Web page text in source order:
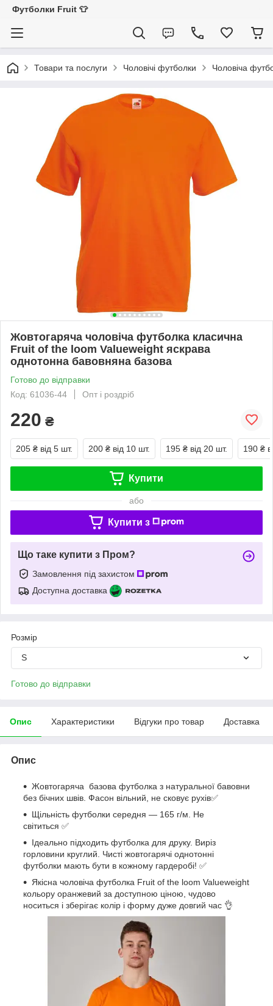
Футболки Fruit 👕
Товари та послуги Чоловічі футболки Чоловіча
Жовтогаряча чоловіча футболка класична
Fruit of the loom Valueweight яскрава
однотонна бавовняна базова
Готово до відправки
Код: 61036-44
Опт і роздріб
220 ₴
205 ₴ від 5 шт. 200 ₴ від 10 шт. 195 ₴ від 20 шт. 190 ₴
Купити
або
Купити з
Що таке купити з Пром?
Замовлення під захистом
Доступна доставка
Розмір
S
Готово до відправки
Опис Характеристики Відгуки про товар Доставка
Опис
Жовтогаряча базова футболка з натуральної бавовни
без бічних швів. Фасон вільний, не сковує рухів✅
Щільність футболки середня — 165 г/м. Не
світиться ✅
Ідеально підходить футболка для друку. Виріз
горловини круглий. Чисті жовтогарячі однотонні
футболки мають бути в кожному гардеробі! ✅
Якісна чоловіча футболка Fruit of the loom Valueweight
кольору оранжевий за доступною ціною, чудово
носиться і зберігає колір і форму дуже довгий час 👌